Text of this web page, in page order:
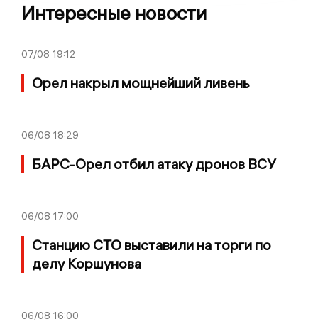
Интересные новости
07/08 19:12
Орел накрыл мощнейший ливень
06/08 18:29
БАРС-Орел отбил атаку дронов ВСУ
06/08 17:00
Станцию СТО выставили на торги по
делу Коршунова
06/08 16:00